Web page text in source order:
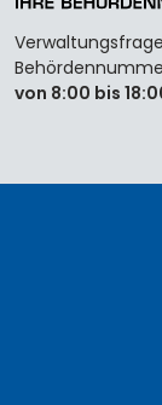
von 8:00 bis